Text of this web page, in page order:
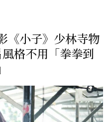
《小子》少林寺物
格不用「拳拳到